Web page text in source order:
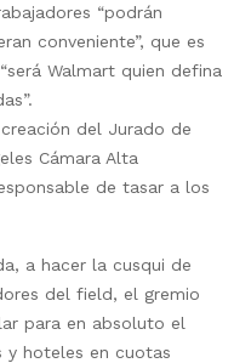
“podrán
conveniente”, que es
Walmart quien defina
del Jurado de
Cámara Alta
de tasar a los
a hacer la cusqui de
del field, el gremio
para en absoluto el
y hoteles en cuotas